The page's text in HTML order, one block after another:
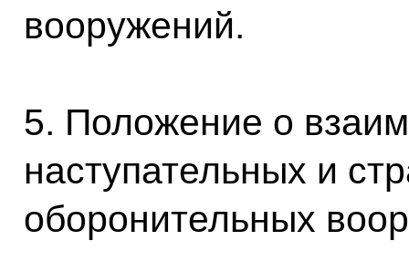
вооружений.
5. Положение о
наступательных и
оборонительных